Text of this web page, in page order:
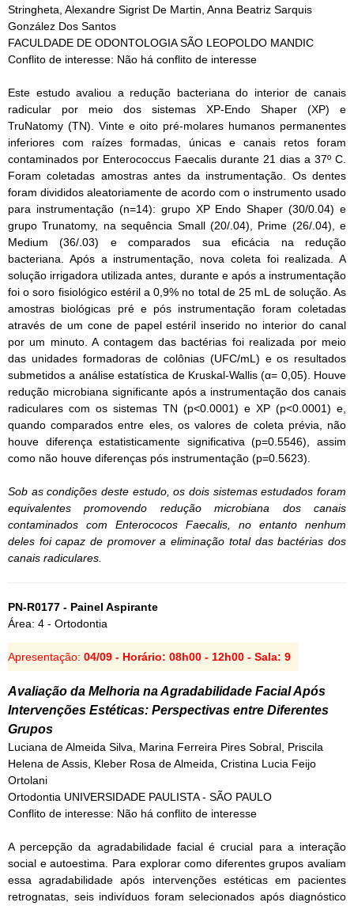
Stringheta, Alexandre Sigrist De Martin, Anna Beatriz Sarquis
González Dos Santos
FACULDADE DE ODONTOLOGIA SÃO LEOPOLDO MANDIC
Conflito de interesse: Não há conflito de interesse
Este estudo avaliou a redução bacteriana do interior de canais
radicular por meio dos sistemas XP-Endo Shaper (XP) e
TruNatomy (TN). Vinte e oito pré-molares humanos permanentes
inferiores com raízes formadas, únicas e canais retos foram
contaminados por Enterococcus Faecalis durante 21 dias a 37º C.
Foram coletadas amostras antes da instrumentação. Os dentes
foram divididos aleatoriamente de acordo com o instrumento usado
para instrumentação (n=14): grupo XP Endo Shaper (30/0.04) e
grupo Trunatomy, na sequência Small (20/.04), Prime (26/.04), e
Medium (36/.03) e comparados sua eficácia na redução
bacteriana. Após a instrumentação, nova coleta foi realizada. A
solução irrigadora utilizada antes, durante e após a instrumentação
foi o soro fisiológico estéril a 0,9% no total de 25 mL de solução. As
amostras biológicas pré e pós instrumentação foram coletadas
através de um cone de papel estéril inserido no interior do canal
por um minuto. A contagem das bactérias foi realizada por meio
das unidades formadoras de colônias (UFC/mL) e os resultados
submetidos a análise estatística de Kruskal-Wallis (α= 0,05). Houve
redução microbiana significante após a instrumentação dos canais
radiculares com os sistemas TN (p<0.0001) e XP (p<0.0001) e,
quando comparados entre eles, os valores de coleta prévia, não
houve diferença estatisticamente significativa (p=0.5546), assim
como não houve diferenças pós instrumentação (p=0.5623).
Sob as condições deste estudo, os dois sistemas estudados foram
equivalentes promovendo redução microbiana dos canais
contaminados com Enterococos Faecalis, no entanto nenhum
deles foi capaz de promover a eliminação total das bactérias dos
canais radiculares.
PN-R0177 - Painel Aspirante
Área: 4 - Ortodontia
Apresentação: 04/09 - Horário: 08h00 - 12h00 - Sala: 9
Avaliação da Melhoria na Agradabilidade Facial Após
Intervenções Estéticas: Perspectivas entre Diferentes
Grupos
Luciana de Almeida Silva, Marina Ferreira Pires Sobral, Priscila
Helena de Assis, Kleber Rosa de Almeida, Cristina Lucia Feijo
Ortolani
Ortodontia UNIVERSIDADE PAULISTA - SÃO PAULO
Conflito de interesse: Não há conflito de interesse
A percepção da agradabilidade facial é crucial para a interação
social e autoestima. Para explorar como diferentes grupos avaliam
essa agradabilidade após intervenções estéticas em pacientes
retrognatas, seis indivíduos foram selecionados após diagnóstico